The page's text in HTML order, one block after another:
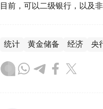
目前，可以二级银行，以及
统计 黄金储备 经济 央